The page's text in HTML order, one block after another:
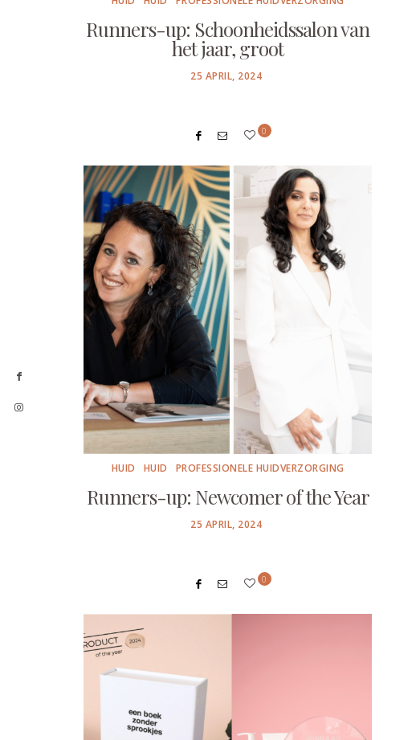
Runners-up: Schoonheidssalon van
het jaar, groot
POSTED
25 APRIL, 2024
0
HUID HUID PROFESSIONELE HUIDVERZORGING
Runners-up: Newcomer of the Year
POSTED
25 APRIL, 2024
0